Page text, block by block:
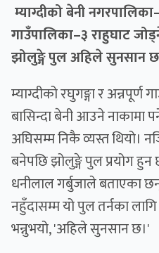
म्याग्दीको बेनी
गाउँपालिका–३ राहुघाट
झोलुङ्गे पुल अहिले सुनसान
म्याग्दीको रघुगङ्गा र अन्नपूर्ण
बासिन्दा बेनी आउने नाकामा
अघिसम्म निकै व्यस्त थियो।
बनेपछि झोलुङ्गे पुल प्रयोग हुन
धनीलाल गर्बुजाले बताएका
नहुँदासम्म यो पुल तर्नका
भन्नुभयो, 'अहिले सुनसान छ।'